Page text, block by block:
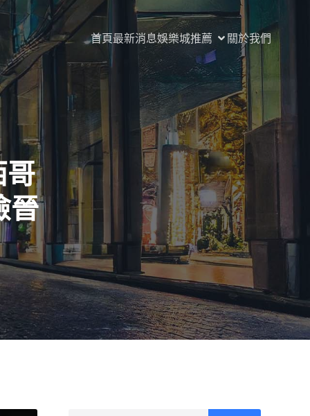
首頁最新消息娛樂城推薦 關於我們
哥
晉